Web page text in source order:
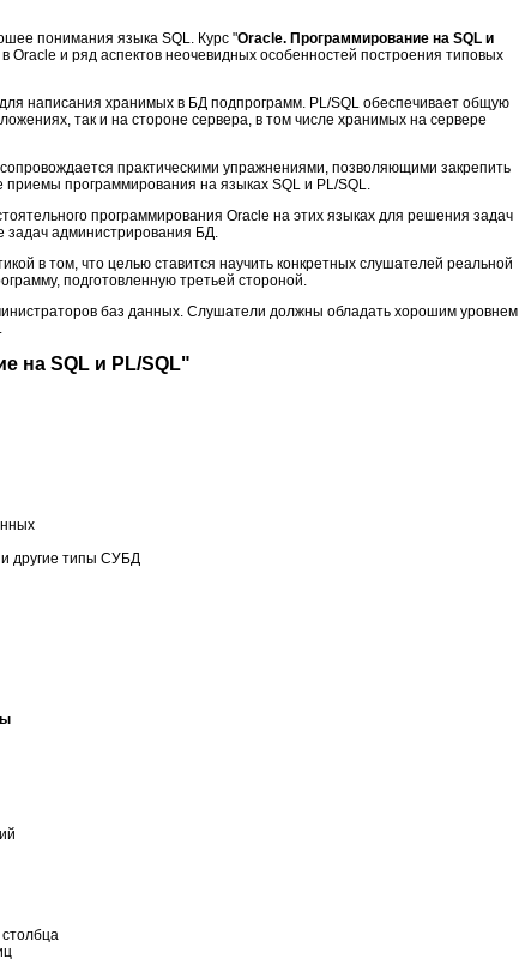
понимания языка SQL. Курс "Oracle. Программирование на SQL и
Oracle и ряд аспектов неочевидных особенностей построения типовых
написания хранимых в БД подпрограмм. PL/SQL обеспечивает общую
так и на стороне сервера, в том числе хранимых на сервере
сопровождается практическими упражнениями, позволяющими закрепить
программирования на языках SQL и PL/SQL.
программирования Oracle на этих языках для решения задач
задач администрирования БД.
в том, что целью ставится научить конкретных слушателей реальной
подготовленную третьей стороной.
баз данных. Слушатели должны обладать хорошим уровнем
на SQL и PL/SQL"
другие типы СУБД